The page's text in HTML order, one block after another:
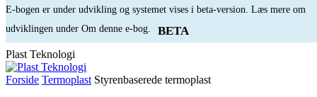
E-bogen er under udvikling og systemet vises i beta-version. Læs mere om
udviklingen under Om denne e-bog.
BETA
Plast Teknologi
Forside Termoplast Styrenbaserede termoplast